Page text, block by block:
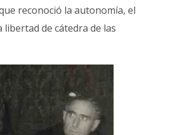
reconoció la autonomía, el
de cátedra de las